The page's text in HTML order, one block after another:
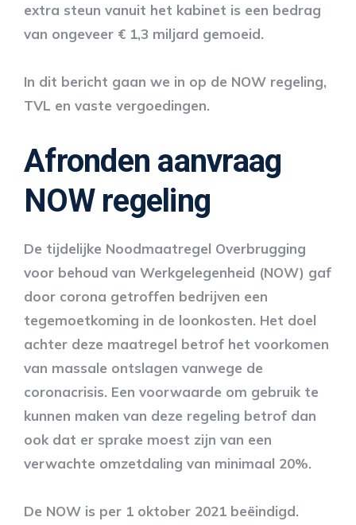
extra steun vanuit het kabinet is een bedrag
van ongeveer € 1,3 miljard gemoeid.
In dit bericht gaan we in op de NOW regeling,
TVL en vaste vergoedingen.
Afronden aanvraag
NOW regeling
De tijdelijke Noodmaatregel Overbrugging
voor behoud van Werkgelegenheid (NOW) gaf
door corona getroffen bedrijven een
tegemoetkoming in de loonkosten. Het doel
achter deze maatregel betrof het voorkomen
van massale ontslagen vanwege de
coronacrisis. Een voorwaarde om gebruik te
kunnen maken van deze regeling betrof dan
ook dat er sprake moest zijn van een
verwachte omzetdaling van minimaal 20%.
De NOW is per 1 oktober 2021 beëindigd.